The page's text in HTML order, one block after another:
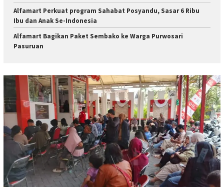
Alfamart Perkuat program Sahabat Posyandu, Sasar 6 Ribu
Ibu dan Anak Se-Indonesia
Alfamart Bagikan Paket Sembako ke Warga Purwosari
Pasuruan